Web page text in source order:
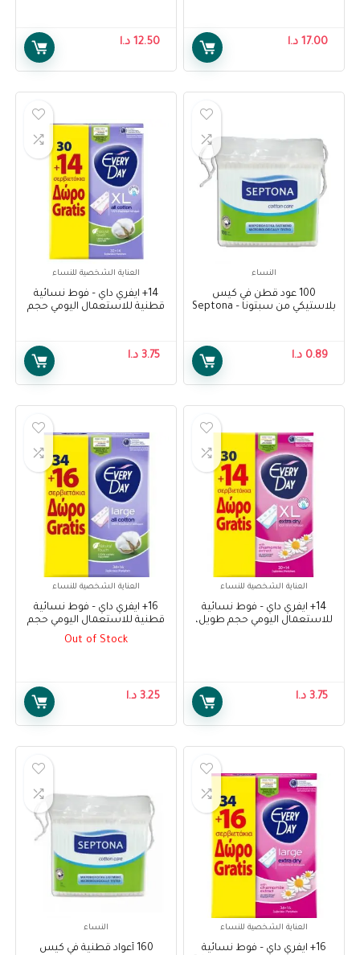
17.00 د.ا 12.50 د.ا
النساء
100 عود قطن في كيس
بلاستيكي من سبتونا – Septona
0.89 د.ا
العناية الشخصية للنساء
14+ ايفري داي – فوط نسائية
قطنية للاستعمال اليومي حجم
3.75 د.ا
العناية الشخصية للنساء
14+ ايفري داي – فوط نسائية
للاستعمال اليومي حجم طويل،
3.75 د.ا
العناية الشخصية للنساء
16+ ايفري داي – فوط نسائية
قطنية للاستعمال اليومي حجم
كبير، 34 فوطة – EveryDay All
Out of Stock
3.25 د.ا
العناية الشخصية للنساء
16+ ايفري داي – فوط نسائية
النساء
160 أعواد قطنية في كيس